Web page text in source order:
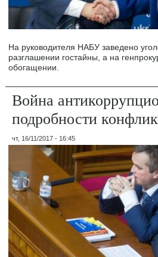
На руководителя НАБУ заведено
разглашении гостайны, а на
обогащении.
Война
подробности
чт, 16/11/2017 - 16:45